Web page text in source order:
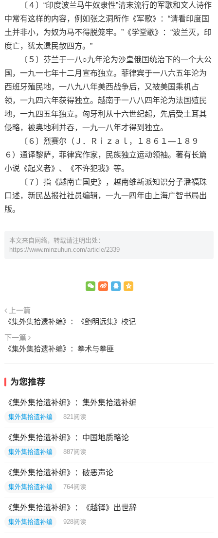
〔４〕“印度波兰马牛奴隶性”清末流行的军歌和文人诗作
中常有这样的内容，例如张之洞所作《军歌》：“请看印度国
土并非小，为奴为马不得脱笼牢。”《学堂歌》：“波兰灭，印
度亡，犹太遗民散四方。”
〔５〕芬兰于一八○九年沦为沙皇俄国统治下的一个大公
国，一九一七年十二月宣布独立。菲律宾于一八六五年沦为
西班牙殖民地，一八九八年美西战争后，又被美国乘机占
领，一九四六年获得独立。越南于一八八四年沦为法国殖民
地，一九四五年独立。匈牙利从十六世纪起，先后受土耳其
侵略，被奥地利并吞，一九一八年才得到独立。
〔６〕烈赛尔（Ｊ．Ｒｉｚａｌ，１８６１—１８９
６）通译黎萨，菲律宾作家，民族独立运动领袖。著有长篇
小说《起义者》、《不许犯我》等。
〔７〕指《越南亡国史》，越南维新派知识分子潘福珠
口述，新民丛报社社员编辑，一九一四年由上海广智书局出
版。
本文来自网络，转载请注明出处：
https://www.minzuhun.com/article/2339
上一篇
《集外集拾遗补编》：《鲍明远集》校记
下一篇
《集外集拾遗补编》：拳术与拳匪
为您推荐
《集外集拾遗补编》：集外集拾遗补编
集外集拾遗补编 821 阅读
《集外集拾遗补编》：中国地质略论
集外集拾遗补编 887阅读
《集外集拾遗补编》：破恶声论
集外集拾遗补编 764阅读
《集外集拾遗补编》：《越铎》出世辞
集外集拾遗补编 928阅读